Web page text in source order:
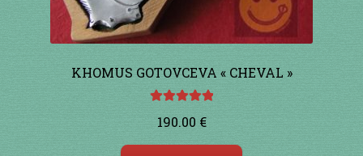
KHOMUS GOTOVCEVA « CHEVAL »
5
190.00 €